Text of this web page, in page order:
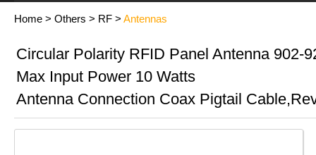
Home > Others > RF > Antennas
Circular Polarity RFID Panel Antenna 902-
Max Input Power 10 Watts
Antenna Connection Coax Pigtail